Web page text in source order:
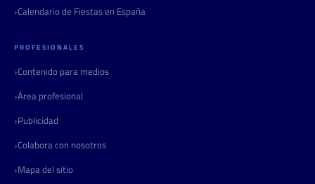
Calendario de Fiestas en España
PROFESIONALES
Contenido para medios
Área profesional
Publicidad
Colabora con nosotros
Mapa del sitio